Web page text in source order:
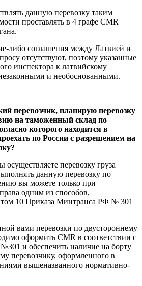
данную перевозку таким
проставлять в 4 графе CMR
либо соглашения между Латвией и
отсутствуют, поэтому указанные
инспектора к латвийскому
и необоснованными.
перевозчик, планирую перевозку
на таможенный склад по
которого находится в
по России с разрешением на
осуществляете перевозку груза
данную перевозку по
вы можете только при
одним из способов,
10 Приказа Минтранса РФ № 301
вами перевозки по двустороннему
оформить CMR в соответствии с
и обеспечить наличие на борту
перевозчику, оформленного в
вышеназванного нормативно-